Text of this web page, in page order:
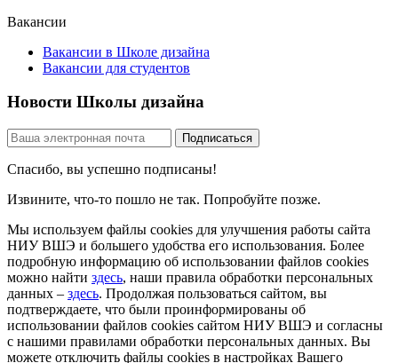
Вакансии
Вакансии в Школе дизайна
Вакансии для студентов
Новости Школы дизайна
Спасибо, вы успешно подписаны!
Извините, что-то пошло не так. Попробуйте позже.
Мы используем файлы cookies для улучшения работы сайта
НИУ ВШЭ и большего удобства его использования. Более
подробную информацию об использовании файлов cookies
можно найти здесь, наши правила обработки персональных
данных – здесь. Продолжая пользоваться сайтом, вы
подтверждаете, что были проинформированы об
использовании файлов cookies сайтом НИУ ВШЭ и согласны
с нашими правилами обработки персональных данных. Вы
можете отключить файлы cookies в настройках Вашего